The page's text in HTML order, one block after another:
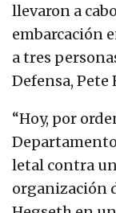
llevaron a
embarcación
a tres
Defensa, Pete
“Hoy, por
letal contra
organización